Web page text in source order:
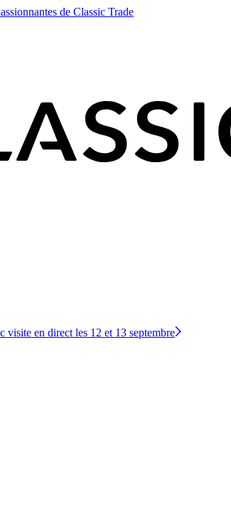
de Classic Trade
visite en direct les 12 et 13 septembre